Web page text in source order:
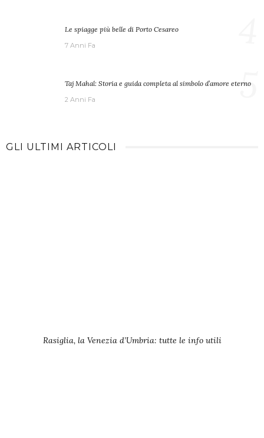
Le spiagge più belle di Porto Cesareo
7 Anni Fa
Taj Mahal: Storia e guida completa al simbolo d’amore eterno
2 Anni Fa 5
GLI ULTIMI ARTICOLI
Rasiglia, la Venezia d’Umbria: tutte le info utili